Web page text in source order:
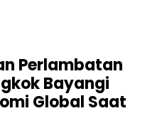
Perlambatan
Bayangi
Global Saat